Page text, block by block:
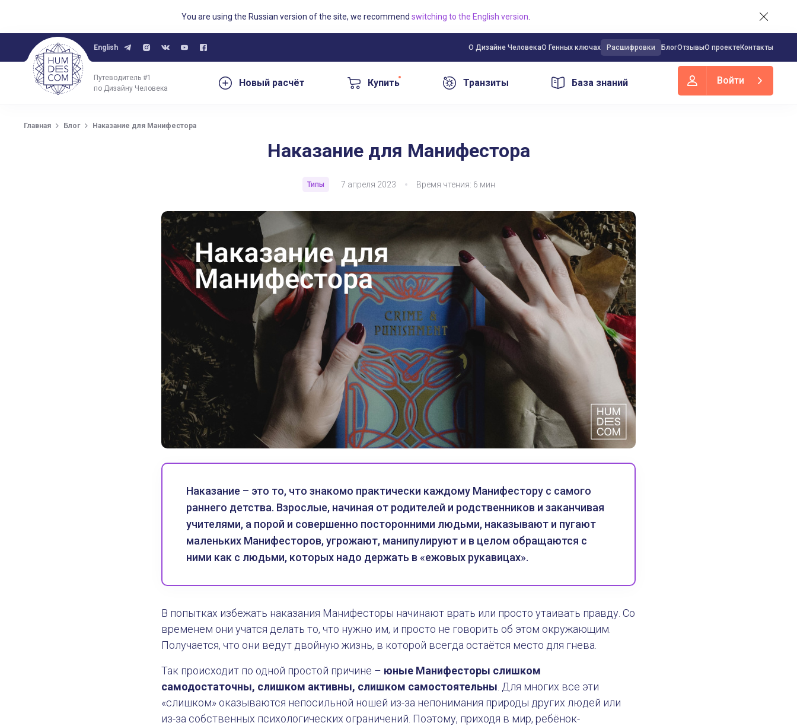
You are using the Russian version of the site, we recommend switching to the English version
English О Дизайне ЧеловекаО Генных ключах Расшифровки БлогОтзывыО проектеКонтакты
Путеводитель #1
по Дизайну Человека
Новый расчёт Купить Транзиты База знаний Войти
Главная Блог Наказание для Манифестора
Наказание для Манифестора
Типы 7 апреля 2023 Время чтения: 6 мин
Наказание – это то, что знакомо практически каждому Манифестору с самого
раннего детства. Взрослые, начиная от родителей и родственников и заканчивая
учителями, а порой и совершенно посторонними людьми, наказывают и пугают
маленьких Манифесторов, угрожают, манипулируют и в целом обращаются с
ними как с людьми, которых надо держать в «ежовых рукавицах».
В попытках избежать наказания Манифесторы начинают врать или просто утаивать правду. Со
временем они учатся делать то, что нужно им, и просто не говорить об этом окружающим.
Получается, что они ведут двойную жизнь, в которой всегда остаётся место для гнева.
Так происходит по одной простой причине – юные Манифесторы слишком
самодостаточны, слишком активны, слишком самостоятельны . Для многих все эти
«слишком» оказываются непосильной ношей из-за непонимания природы других людей или
из-за собственных психологических ограничений. Поэтому, приходя в мир, ребёнок-